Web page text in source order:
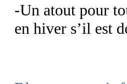
-Un atout pour
en hiver s’il est